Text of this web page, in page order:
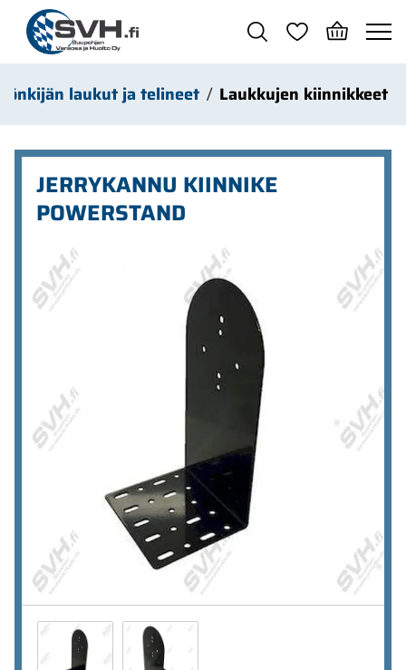
Siirry pääsisältöön
laukut ja telineet Laukkujen kiinnikkeet
JERRYKANNU KIINNIKE
POWERSTAND
Ohita kuvat